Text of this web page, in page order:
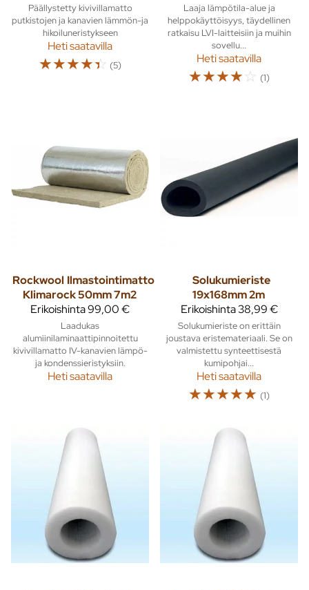
Päällystetty kivivillamatto
putkistojen ja kanavien lämmön-ja
hikoiluneristykseen
Heti saatavilla
☆☆☆☆☆ (5)
Laaja lämpötila-alue ja
helppokäyttöisyys, täydellinen
ratkaisu LVI-laitteisiin ja muihin
sovellu...
Heti saatavilla
☆☆☆☆☆ (1)
Rockwool Ilmastointimatto
Klimarock 50mm 7m2
Erikoishinta99,00 €
Laadukas
alumiinilaminaattipinnoitettu
kivivillamatto IV-kanavien lämpö-
ja kondenssieristyksiin.
Heti saatavilla
Solukumieriste
19x168mm 2m
Erikoishinta38,99 €
Solukumieriste on erittäin
joustava eristemateriaali. Se on
valmistettu synteettisestä
kumipohjai...
Heti saatavilla
☆☆☆☆☆ (1)